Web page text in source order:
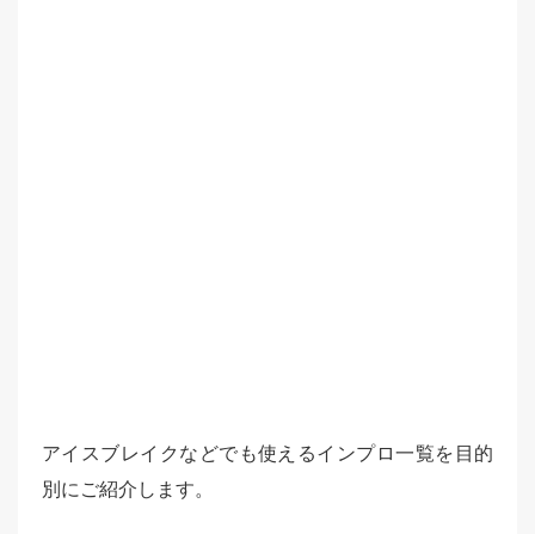
アイスブレイクなどでも使えるインプロ一覧を目的
別にご紹介します。